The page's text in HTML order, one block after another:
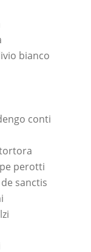
bianco
conti
perotti
sanctis